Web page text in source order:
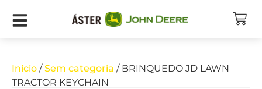
Início /Sem categoria / BRINQUEDO JD LAWN
TRACTOR KEYCHAIN